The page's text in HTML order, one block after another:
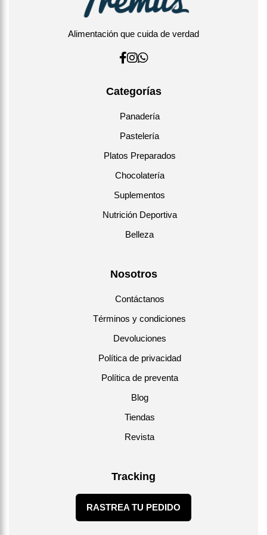
Alimentación que cuida de verdad
Categorías
Panadería
Pastelería
Platos Preparados
Chocolatería
Suplementos
Nutrición Deportiva
Belleza
Nosotros
Contáctanos
Términos y condiciones
Devoluciones
Política de privacidad
Política de preventa
Blog
Tiendas
Revista
Tracking
RASTREA TU PEDIDO